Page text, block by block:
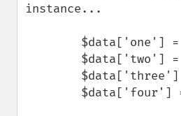
instance...